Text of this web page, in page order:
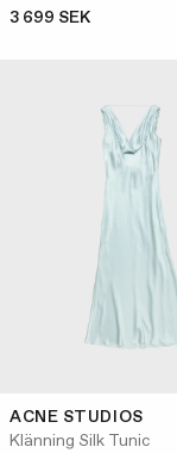
3 699 SEK
ACNE STUDIOS
Klänning Silk Tunic